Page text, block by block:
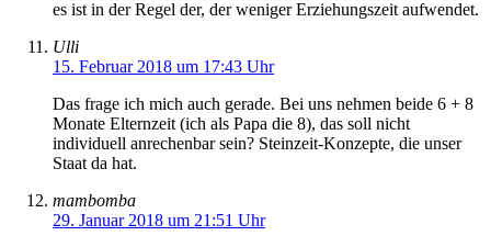
es ist in der Regel der, der weniger Erziehungszeit aufwendet.
Ulli
15. Februar 2018 um 17:43 Uhr
Das frage ich mich auch gerade. Bei uns nehmen beide 6 + 8
Monate Elternzeit (ich als Papa die 8), das soll nicht
individuell anrechenbar sein? Steinzeit-Konzepte, die unser
Staat da hat.
mambomba
29. Januar 2018 um 21:51 Uhr